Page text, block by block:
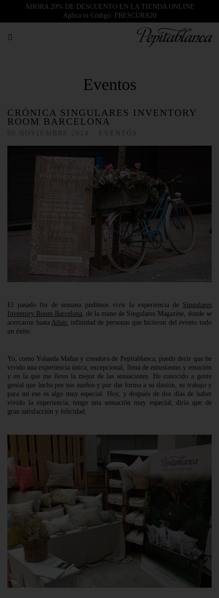
AHORA 20% DE DESCUENTO EN LA TIENDA ONLINE
Aplica tu Código: FRESCURA20
Eventos
CRÓNICA SINGULARES INVENTORY
ROOM BARCELONA
06 NOVIEMBRE 2014 EVENTOS
El pasado fin de semana pudimos vivir la experiencia de Singulares
Inventory Room Barcelona , de la mano de Singulares Magazine, donde se
acercaron hasta Ailaic infinidad de personas que hicieron del evento todo
un éxito.
Yo, como Yolanda Mañas y creadora de Pepitablanca, puedo decir que he
vivido una experiencia única, excepcional, llena de entusiasmo y emoción
y en la que me llevo la mejor de las sensaciones. He conocido a gente
genial que lucha por sus sueños y por dar forma a su ilusión, su trabajo y
para mi eso es algo muy especial. Hoy, y después de dos días de haber
vivido la experiencia, tengo una sensación muy especial; diría que de
gran satisfacción y felicidad.